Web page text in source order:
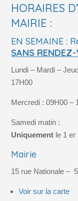
HORAIRES
MAIRIE :
EN SEMAINE :
SANS
Lundi – Mardi –
17H00
Mercredi : 09H00 –
Samedi matin :
Uniquement le 1 er
Mairie
15 rue Nationale –
Voir sur la carte